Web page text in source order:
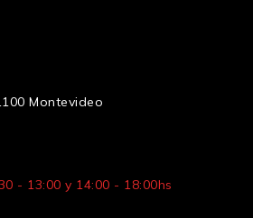
Montevideo
- 13:00 y 14:00 - 18:00hs